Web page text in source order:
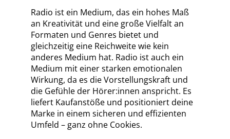
Radio ist ein Medium, das ein hohes Maß
an Kreativität und eine große Vielfalt an
Formaten und Genres bietet und
gleichzeitig eine Reichweite wie kein
anderes Medium hat. Radio ist auch ein
Medium mit einer starken emotionalen
Wirkung, da es die Vorstellungskraft und
die Gefühle der Hörer:innen anspricht. Es
liefert Kaufanstöße und positioniert deine
Marke in einem sicheren und effizienten
Umfeld – ganz ohne Cookies.